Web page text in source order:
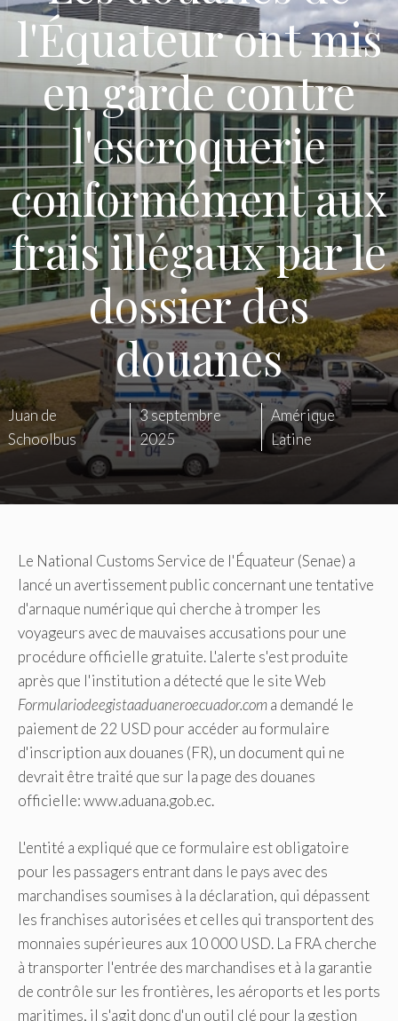
l'Équateur ont mis
en garde contre
l'escroquerie
conformément aux
frais illégaux par le
dossier des
douanes
Juan de
Schoolbus
3 septembre
2025
Amérique
Latine
Le National Customs Service de l'Équateur (Senae) a
lancé un avertissement public concernant une tentative
d'arnaque numérique qui cherche à tromper les
voyageurs avec de mauvaises accusations pour une
procédure officielle gratuite. L'alerte s'est produite
après que l'institution a détecté que le site Web
Formulariodeegistaaduaneroecuador.coma demandé le
paiement de 22 USD pour accéder au formulaire
d'inscription aux douanes (FR), un document qui ne
devrait être traité que sur la page des douanes
officielle: www.aduana.gob.ec.
L'entité a expliqué que ce formulaire est obligatoire
pour les passagers entrant dans le pays avec des
marchandises soumises à la déclaration, qui dépassent
les franchises autorisées et celles qui transportent des
monnaies supérieures aux 10 000 USD. La FRA cherche
à transporter l'entrée des marchandises et à la garantie
de contrôle sur les frontières, les aéroports et les ports
maritimes, il s'agit donc d'un outil clé pour la gestion